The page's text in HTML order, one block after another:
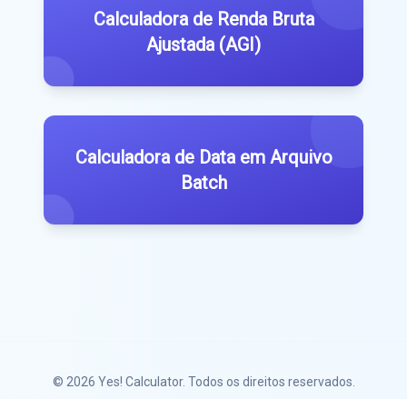
Calculadora de Renda Bruta
Ajustada (AGI)
Calculadora de Data em Arquivo
Batch
© 2026 Yes! Calculator. Todos os direitos reservados.